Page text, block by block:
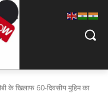
टीबी के खिलाफ 60-दिवसीय मुहिम का